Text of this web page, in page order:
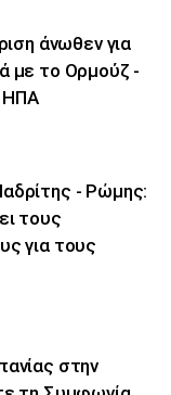
άνωθεν για
με το Ορμούζ -
ΗΠΑ
- Ρώμης:
τους
για τους
στην